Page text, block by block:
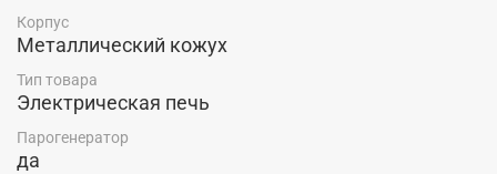
Корпус
Металлический кожух
Тип товара
Электрическая печь
Парогенератор
да